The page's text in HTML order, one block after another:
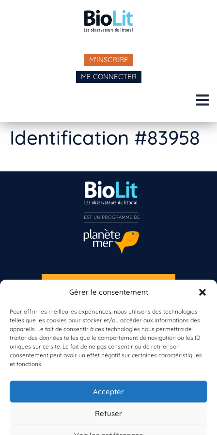
Gérer le consentement
Pour offrir les meilleures expériences, nous utilisons des technologies
telles que les cookies pour stocker et/ou accéder aux informations des
appareils. Le fait de consentir à ces technologies nous permettra de
traiter des données telles que le comportement de navigation ou les ID
uniques sur ce site. Le fait de ne pas consentir ou de retirer son
consentement peut avoir un effet négatif sur certaines caractéristiques
et fonctions.
Accepter
Refuser
M'INSCRIRE
ME CONNECTER
Identification #83958
À propos de BioLit
Vos données d'observation
Ressources
Résultats du programme
Contacts
S'INSCRIRE À LA NEWSLETTER
Vous n’êtes pas encore inscrit à Biolit ?
Inscrivez-vous dès maintenant